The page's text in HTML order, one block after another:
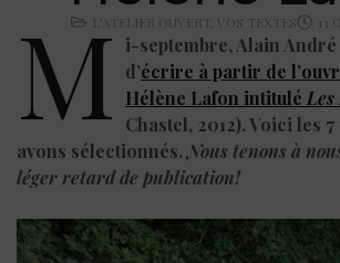
L'ATELIER OUVERT VOS TEXTES 13
M i-septembre, Alain
d’écrire à partir de
Hélène Lafon intitulé Les
Chastel, 2012). Voici les
avons sélectionnés.Nous tenons à
léger retard de publication!